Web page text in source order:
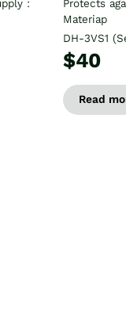
:
Protects
Materiap
DH-3VS1
$40
Read